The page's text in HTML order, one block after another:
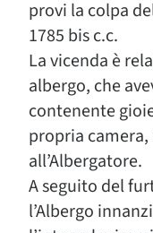
provi la colpa
1785 bis c.c.
La vicenda è
albergo, che
contenente
propria
all’Albergatore.
A seguito del
l’Albergo